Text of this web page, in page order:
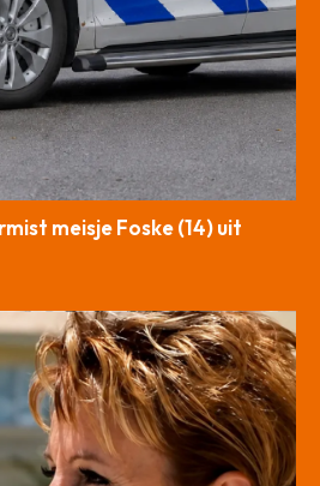
meisje Foske (14) uit